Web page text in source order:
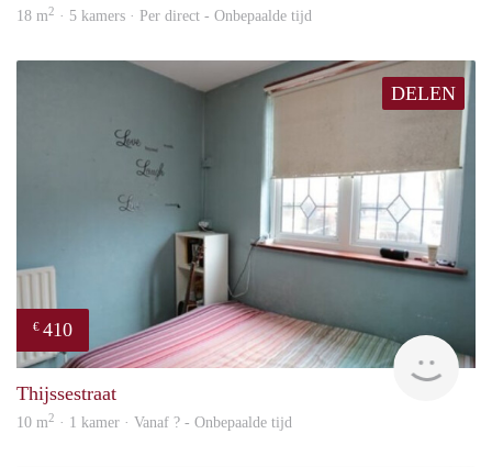
18 m2 · 5 kamers · Per direct - Onbepaalde tijd
DELEN
€ 410
Thijssestraat
10 m2 · 1 kamer · Vanaf ? - Onbepaalde tijd